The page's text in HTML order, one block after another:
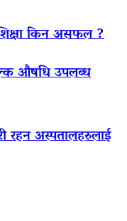
किन असफल ?
औषधि उपलब्ध
रहन अस्पतालहरुलाई